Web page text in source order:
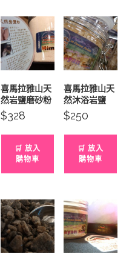
喜馬拉雅山天
然岩鹽磨砂粉
$328
🛒 放入
購物車
喜馬拉雅山天
然沐浴岩鹽
$250
🛒 放入
購物車